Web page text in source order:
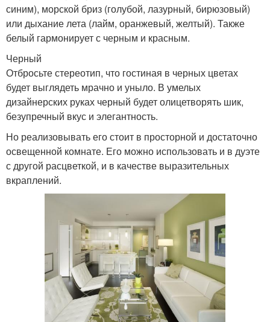
синим), морской бриз (голубой, лазурный, бирюзовый)
или дыхание лета (лайм, оранжевый, желтый). Также
белый гармонирует с черным и красным.
Черный
Отбросьте стереотип, что гостиная в черных цветах
будет выглядеть мрачно и уныло. В умелых
дизайнерских руках черный будет олицетворять шик,
безупречный вкус и элегантность.
Но реализовывать его стоит в просторной и достаточно
освещенной комнате. Его можно использовать и в дуэте
с другой расцветкой, и в качестве выразительных
вкраплений.